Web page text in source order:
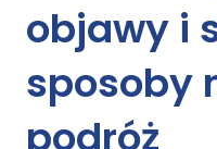
objawy i
sposoby
podróż